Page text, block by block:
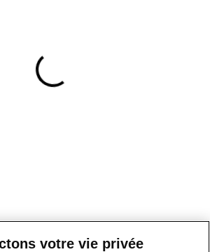
votre vie privée